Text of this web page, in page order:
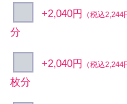
+2,040円 （税込2,244
分
+2,040円 （税込2,244
枚分